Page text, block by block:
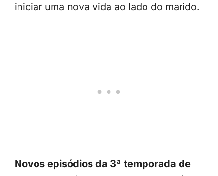
iniciar uma nova vida ao lado do marido.
Novos episódios da 3ª temporada de